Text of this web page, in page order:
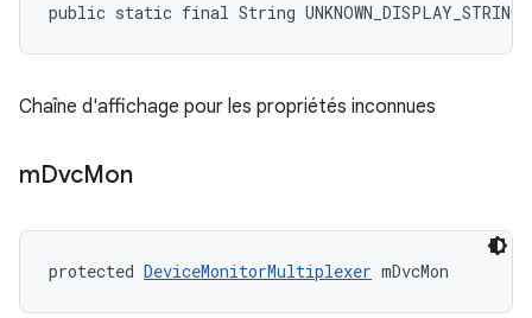
public static final String UNKNOWN_DISPLAY_STRING
Chaîne d'affichage pour les propriétés inconnues
mDvcMon
protected DeviceMonitorMultiplexer mDvcMon